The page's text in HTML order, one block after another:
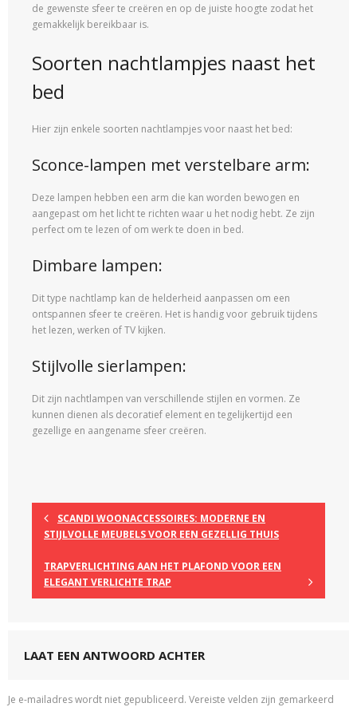
de gewenste sfeer te creëren en op de juiste hoogte zodat het
gemakkelijk bereikbaar is.
Soorten nachtlampjes naast het
bed
Hier zijn enkele soorten nachtlampjes voor naast het bed:
Sconce-lampen met verstelbare arm:
Deze lampen hebben een arm die kan worden bewogen en
aangepast om het licht te richten waar u het nodig hebt. Ze zijn
perfect om te lezen of om werk te doen in bed.
Dimbare lampen:
Dit type nachtlamp kan de helderheid aanpassen om een
ontspannen sfeer te creëren. Het is handig voor gebruik tijdens
het lezen, werken of TV kijken.
Stijlvolle sierlampen:
Dit zijn nachtlampen van verschillende stijlen en vormen. Ze
kunnen dienen als decoratief element en tegelijkertijd een
gezellige en aangename sfeer creëren.
SCANDI WOONACCESSOIRES: MODERNE EN
STIJLVOLLE MEUBELS VOOR EEN GEZELLIG THUIS
TRAPVERLICHTING AAN HET PLAFOND VOOR EEN
ELEGANT VERLICHTE TRAP
LAAT EEN ANTWOORD ACHTER
Je e-mailadres wordt niet gepubliceerd. Vereiste velden zijn gemarkeerd